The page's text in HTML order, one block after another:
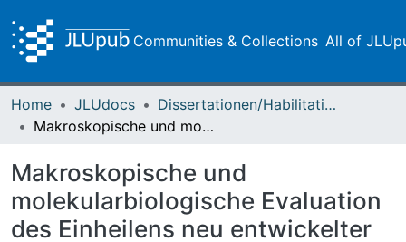
Communities & Collections All of
Home JLUdocs
Dissertationen/Habilitationen
Makroskopische und molekularbiologische Evaluation des Einheilens neu entwickelter Polymerimplantate bei osteochondralen Kniedefekten am Schafmodell
Makroskopische und
molekularbiologische Evaluation
des Einheilens neu entwickelter